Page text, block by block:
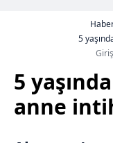
5
5
anne